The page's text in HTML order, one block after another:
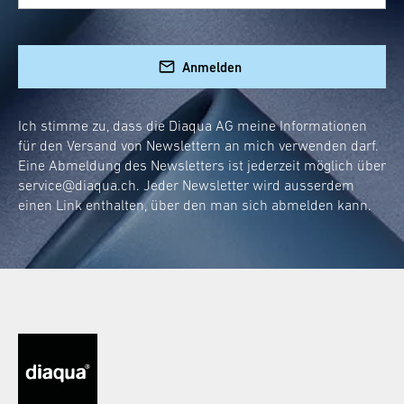
Ein guter Schminkspiegel bietet eine
Vergrösserung, die kleine Details gross
herausbringt, ohne zu verzerren. Wir
empfehlen eine Vergrösserungzwischen 3x
und 5x , um den idealen Kompromiss zwischen
Übersicht und Detailgenauigkeit zu erreichen.
Wie gross sollte dein Schminkspiegel sein?
Die Grösse deines Schminkspiegels hängt von
deinempersönlichen Bedarf
vollständigen Überblick solltest du einen
verschiedene Grössenoptionen an, damit du
den perfekten Partner für deine Beauty-
Sessions findest.
Anmelden
Ich stimme zu, dass die Diaqua AG meine Informationen
für den Versand von Newslettern an mich verwenden darf.
Eine Abmeldung des Newsletters ist jederzeit möglich über
service@diaqua.ch. Jeder Newsletter wird ausserdem
einen Link enthalten, über den man sich abmelden kann.